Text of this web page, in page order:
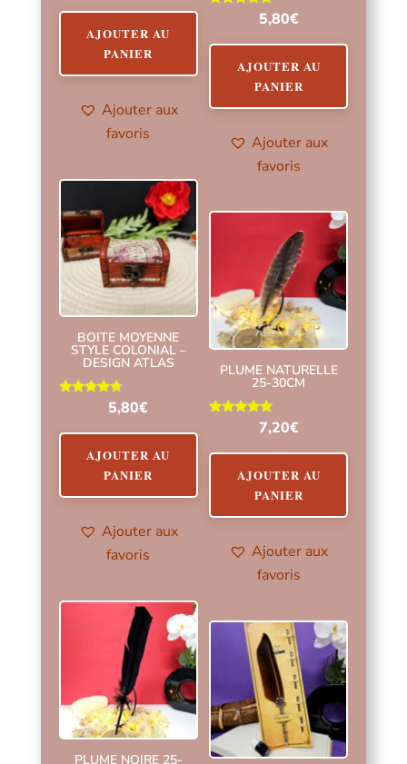
AJOUTER AU
PANIER
Ajouter aux
favoris
5,80€
AJOUTER AU
PANIER
Ajouter aux
favoris
BOITE MOYENNE
STYLE COLONIAL –
DESIGN ATLAS
5,80€
AJOUTER AU
PANIER
Ajouter aux
favoris
PLUME NATURELLE
25-30CM
7,20€
AJOUTER AU
PANIER
Ajouter aux
favoris
PLUME NOIRE 25-